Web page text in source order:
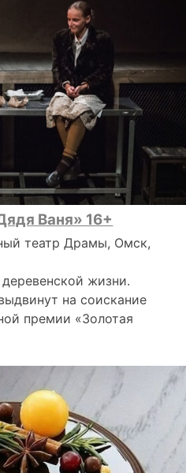
Ваня» 16+
театр Драмы, Омск,
жизни.
на соискание
премии «Золотая